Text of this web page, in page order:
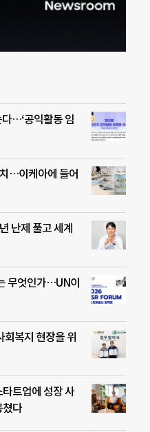
…‘공익활동 임
…이케아에 들어
난제 풀고 세계
무엇인가…UN이
복지 현장을 위
트업에 성장 사
다